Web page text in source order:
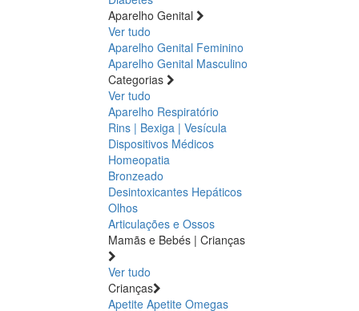
Aparelho Genital
Ver tudo
Aparelho Genital Feminino
Aparelho Genital Masculino
Categorias
Ver tudo
Aparelho Respiratório
Rins | Bexiga | Vesícula
Dispositivos Médicos
Homeopatia
Bronzeado
Desintoxicantes Hepáticos
Olhos
Articulações e Ossos
Mamãs e Bebés | Crianças
Ver tudo
Crianças
Apetite Apetite Omegas